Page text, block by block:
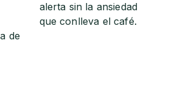
de
alerta sin la ansiedad
que conlleva el café.